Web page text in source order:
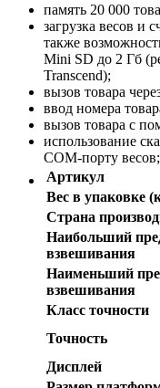
память 20 000
загрузка весов и
также
Mini SD до 2 Гб
Transcend);
вызов товара
ввод номера
вызов товара с
использование
COM-порту весов;
Артикул
Вес в упаковке
Страна
Наибольший
взвешивания
Наименьший
взвешивания
Класс точности
Точность
Дисплей